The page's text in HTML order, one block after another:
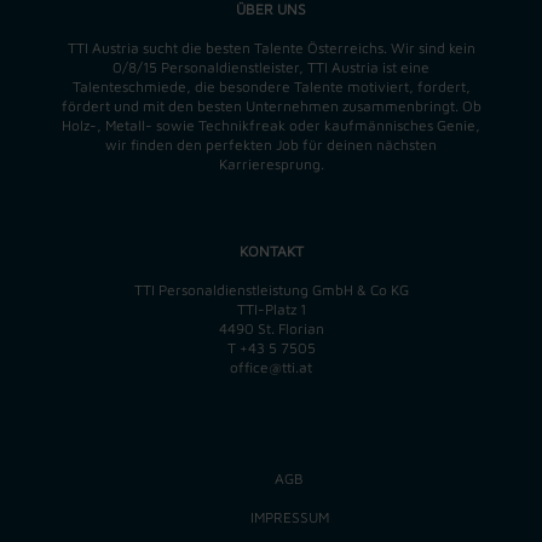
ÜBER UNS
TTI Austria sucht die besten Talente Österreichs. Wir sind kein
0/8/15 Personaldienstleister, TTI Austria ist eine
Talenteschmiede, die besondere Talente motiviert, fordert,
fördert und mit den besten Unternehmen zusammenbringt. Ob
Holz-, Metall- sowie Technikfreak oder kaufmännisches Genie,
wir finden den perfekten Job für deinen nächsten
Karrieresprung.
KONTAKT
TTI Personaldienstleistung GmbH & Co KG
TTI-Platz 1
4490 St. Florian
T +43 5 7505
office@tti.at
AGB
IMPRESSUM